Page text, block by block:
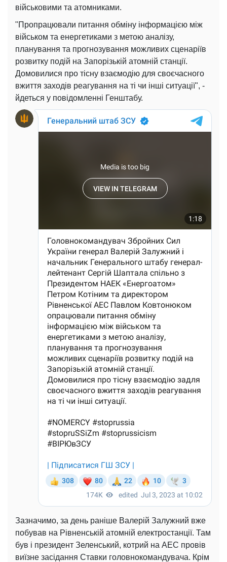
військовими та атомниками.
"Пропрацювали питання обміну інформацією між
військом та енергетиками з метою аналізу,
планування та прогнозування можливих сценаріїв
розвитку подій на Запорізькій атомній станції.
Домовилися про тісну взаємодію для своєчасного
вжиття заходів реагування на ті чи інші ситуації", -
йдеться у повідомленні Генштабу.
Зазначимо, за день раніше Валерій Залужний вже
побував на Рівненській атомній електростанції. Там
був і президент Зеленський, котрий на АЕС провів
виїзне засідання Ставки головнокомандувача. Крім